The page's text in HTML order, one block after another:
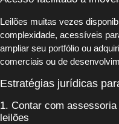
Leilões muitas vezes
complexidade, acessíveis
ampliar seu portfólio ou
comerciais ou de
Estratégias jurídicas
1. Contar com
leilões